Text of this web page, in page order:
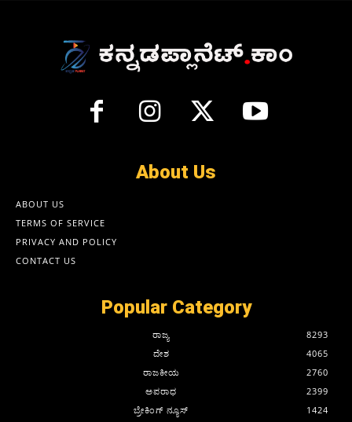
About Us
ABOUT US
TERMS OF SERVICE
PRIVACY AND POLICY
CONTACT US
Popular Category
ರಾಜ್ಯ
8293
ದೇಶ
4065
ರಾಜಕೀಯ
2760
ಅಪರಾಧ
2399
ಬ್ರೇಕಿಂಗ್ ನ್ಯೂಸ್
1424